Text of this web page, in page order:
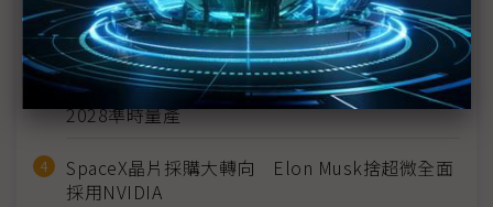
2027全年記憶體產能提前售罄 買家「祕而不
宣」只怕買不夠
英特爾EMIB良率達標 聯發科第2代ASIC產品
2028準時量產
SpaceX晶片採購大轉向 Elon Musk捨超微全面
採用NVIDIA